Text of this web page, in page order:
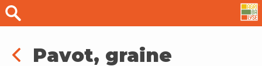
Pavot, graine